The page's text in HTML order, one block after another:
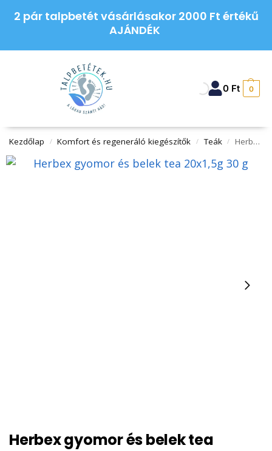
2 pár talpbetét vásárlásakor 2000 Ft értékű
AJÁNDÉK
0 Ft 0
Kezdőlap / Komfort és regeneráló kiegészítők / Teák / Herbex gyomor és belek tea 20×1,5g 30 g
Herbex gyomor és belek tea